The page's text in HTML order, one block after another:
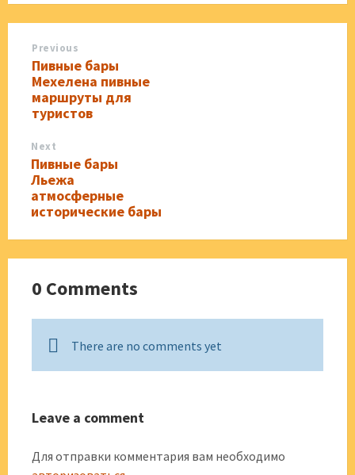
Previous
Пивные бары
Мехелена пивные
маршруты для
туристов
Next
Пивные бары
Льежа
атмосферные
исторические бары
0 Comments
There are no comments yet
Leave a comment
Для отправки комментария вам необходимо